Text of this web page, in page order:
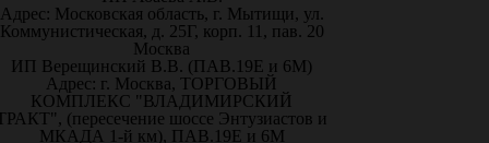
Адрес: Московская область, г. Мытищи, ул.
Коммунистическая, д. 25Г, корп. 11, пав. 20
Москва
ИП Верещинский В.В. (ПАВ.19Е и 6М)
Адрес: г. Москва, ТОРГОВЫЙ
КОМПЛЕКС "ВЛАДИМИРСКИЙ
(пересечение шоссе Энтузиастов и
МКАДА 1-й км), ПАВ.19Е и 6М